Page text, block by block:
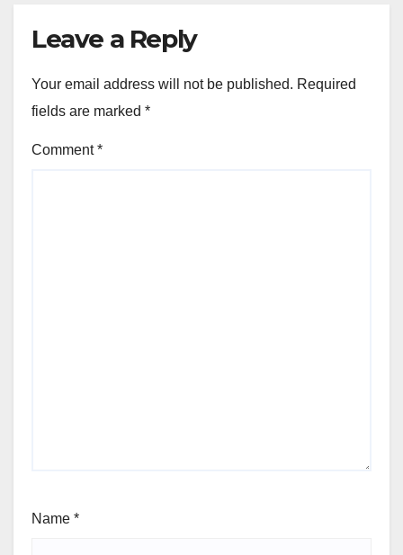
Leave a Reply
Your email address will not be published. Required
fields are marked *
Comment*
Name *